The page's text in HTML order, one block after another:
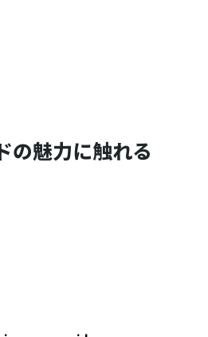
の魅力に触れる